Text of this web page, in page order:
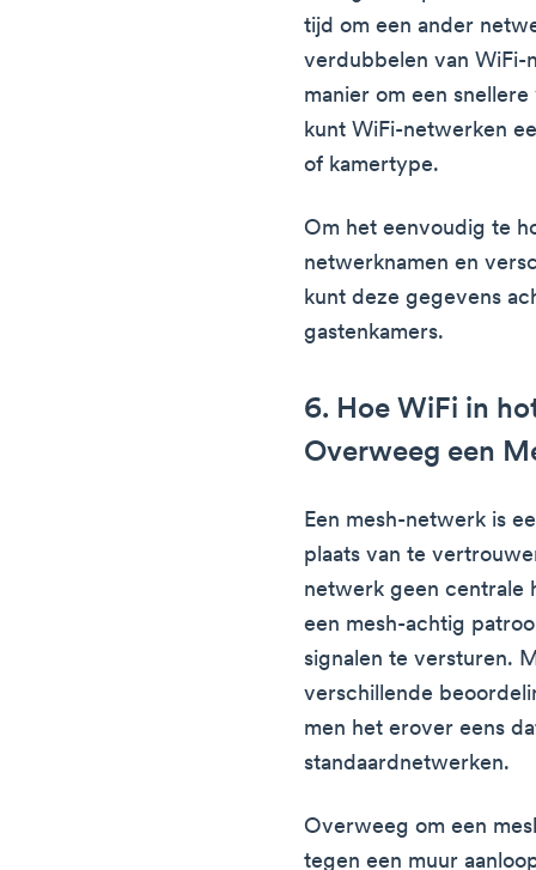
tijd om een ander
verdubbelen van WiFi-
manier om een
kunt WiFi-netwerken
of kamertype.
Om het eenvoudig te
netwerknamen en
kunt deze gegevens
gastenkamers.
6. Hoe WiFi in
Overweeg een
Een mesh-netwerk is
plaats van te
netwerk geen centrale
een mesh-achtig
signalen te versturen.
verschillende
men het erover eens
standaardnetwerken.
Overweeg om een
tegen een muur